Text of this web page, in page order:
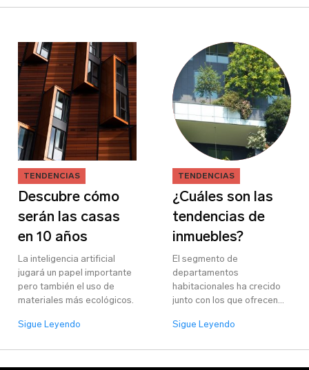
TENDENCIAS
Descubre cómo
serán las casas
en 10 años
La inteligencia artificial
jugará un papel importante
pero también el uso de
materiales más ecológicos.
Sigue Leyendo
TENDENCIAS
¿Cuáles son las
tendencias de
inmuebles?
El segmento de
departamentos
habitacionales ha crecido
junto con los que ofrecen
Sigue Leyendo